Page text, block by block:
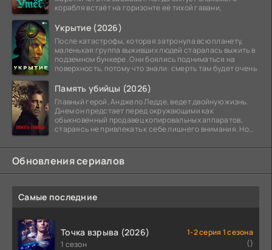
корабля встаёт на горизонте её тихой гавани,
Укрытие (2026)
После катастрофы, которая затронула всю планету,
маленькая группа выживших людей старалась выжить в
подземном бункере. Они боялись подниматься на
поверхность, потому что знали: смерть там будет очень
Память убийцы (2026)
Главный герой, Анджело Ледде, ведет двойную жизнь.
Днем он предстает перед окружающими как
обыкновенный продавец копировальных аппаратов,
стараясь не привлекать к себе лишнего внимания. Но
Обновления сериалов
Самые последние
Точка взрыва (2026)
1 сезон
1-2 серия 1 сезона
()